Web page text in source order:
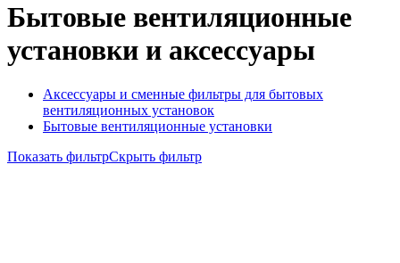
Бытовые вентиляционные
установки и аксессуары
Аксессуары и сменные фильтры для бытовых
вентиляционных установок
Бытовые вентиляционные установки
Показать фильтрСкрыть фильтр